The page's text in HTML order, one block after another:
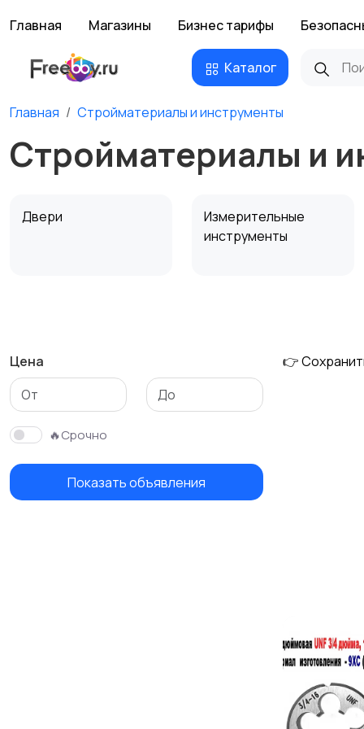
Главная Магазины Бизнес тарифы
Каталог
Главная Стройматериалы и инструменты
Стройматериалы и
Двери
Измерительные
инструменты
Цена
🔥Срочно
Показать объявления
👉